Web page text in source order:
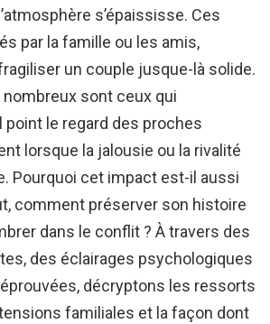
s’épaississe. Ces
par la famille ou les amis,
un couple jusque-là solide.
sont ceux qui
point le regard des proches
lorsque la jalousie ou la rivalité
Pourquoi cet impact est-il aussi
comment préserver son histoire
dans le conflit ? À travers des
des éclairages psychologiques
décryptons les ressorts
familiales et la façon dont